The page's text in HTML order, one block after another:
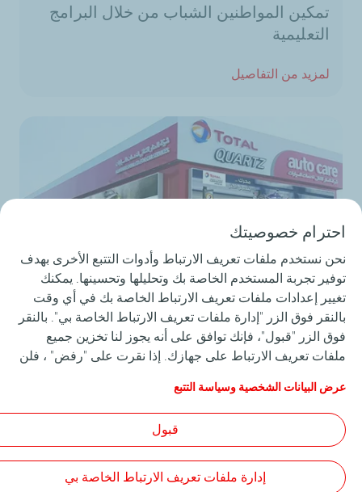
تمكين المواطنين الشباب من خلال البرامج
التعليمية
لمزيد من التفاصيل
تعزز توتال وجودها في السوق السعودي مع
مراكز خدمة السيارات
لمزيد من التفاصيل
احترام خصوصيتك
نحن نستخدم ملفات تعريف الارتباط وأدوات التتبع الأخرى بهدف
توفير تجربة المستخدم الخاصة بك وتحليلها وتحسينها. يمكنك
تغيير إعدادات ملفات تعريف الارتباط الخاصة بك في أي وقت
بالنقر فوق الزر "إدارة ملفات تعريف الارتباط الخاصة بي". بالنقر
فوق الزر "قبول"، فإنك توافق على أنه يجوز لنا تخزين جميع
ملفات تعريف الارتباط على جهازك. إذا نقرت على "رفض" ، فلن
يعمل الموقع بشكل صحيح. لمزيد من المعلومات، راجع صفحة
"البيانات الشخصية وسياسة التتبع".
عرض البيانات الشخصية وسياسة التتبع
قبول
إدارة ملفات تعريف الارتباط الخاصة بي